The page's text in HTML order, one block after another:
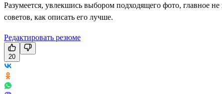
Разумеется, увлекшись выбором подходящего фото, главное
советов, как описать его лучше.
Редактировать резюме
20